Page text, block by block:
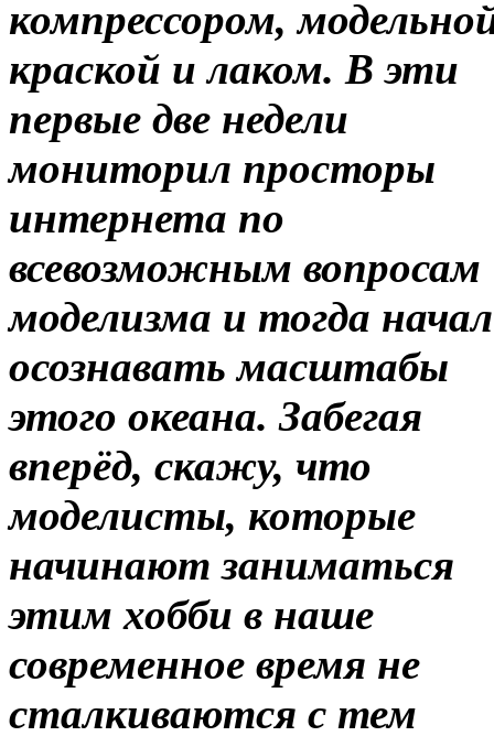
компрессором,
краской и лаком. В эти
первые две недели
мониторил просторы
интернета по
всевозможным вопросам
моделизма и тогда начал
осознавать масштабы
этого океана. Забегая
вперёд, скажу, что
моделисты, которые
начинают заниматься
этим хобби в наше
современное время не
сталкиваются с тем